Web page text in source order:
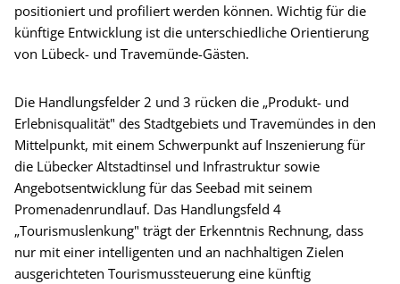
positioniert und profiliert werden können. Wichtig für die
künftige Entwicklung ist die unterschiedliche Orientierung
von Lübeck- und Travemünde-Gästen.
Die Handlungsfelder 2 und 3 rücken die „Produkt- und
Erlebnisqualität" des Stadtgebiets und Travemündes in den
Mittelpunkt, mit einem Schwerpunkt auf Inszenierung für
die Lübecker Altstadtinsel und Infrastruktur sowie
Angebotsentwicklung für das Seebad mit seinem
Promenadenrundlauf. Das Handlungsfeld 4
„Tourismuslenkung" trägt der Erkenntnis Rechnung, dass
nur mit einer intelligenten und an nachhaltigen Zielen
ausgerichteten Tourismussteuerung eine künftig